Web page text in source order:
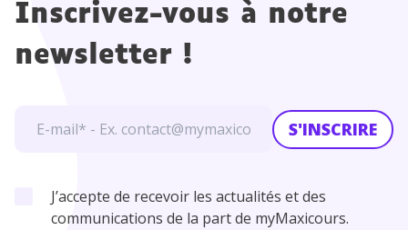
Inscrivez-vous à notre
newsletter !
S'INSCRIRE
J’accepte de recevoir les actualités et des
communications de la part de myMaxicours.